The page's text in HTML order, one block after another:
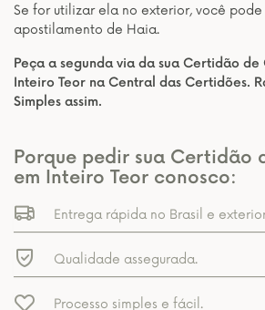
Se for utilizar ela no exterior, você
apostilamento de Haia.
Peça a segunda via da sua Certidão de
Inteiro Teor na Central das Certidões.
Simples assim.
Porque pedir sua Certidão
em Inteiro Teor conosco:
Entrega rápida no Brasil e
Qualidade assegurada.
Processo simples e fácil.